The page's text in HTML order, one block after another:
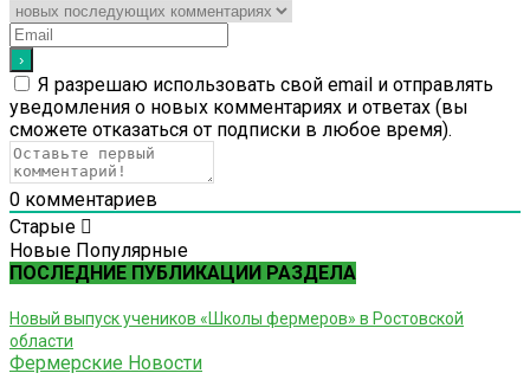
Я разрешаю использовать свой email и отправлять
уведомления о новых комментариях и ответах (вы
cможете отказаться от подписки в любое время).
0 комментариев
Старые
Новые Популярные
ПОСЛЕДНИЕ ПУБЛИКАЦИИ РАЗДЕЛА
Новый выпуск учеников «Школы фермеров» в Ростовской
области
Фермерские Новости